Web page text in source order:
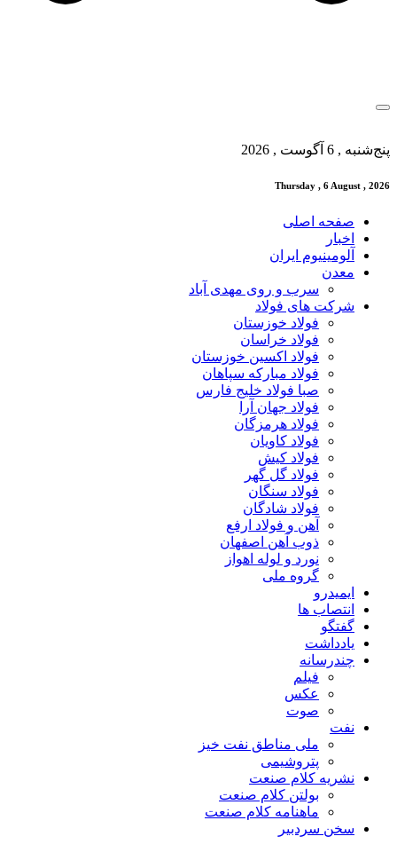
پنج‌شنبه , 6 آگوست , 2026
Thursday , 6 August , 2026
صفحه اصلی
اخبار
آلومینیوم ایران
معدن
سرب و روی مهدی آباد
شرکت های فولاد
فولاد خوزستان
فولاد خراسان
فولاد اکسین خوزستان
فولاد مبارکه سپاهان
صبا فولاد خلیج فارس
فولاد جهان آرا
فولاد هرمزگان
فولاد کاویان
فولاد کیش
فولاد گل گهر
فولاد سنگان
فولاد شادگان
آهن و فولاد ارفع
ذوب آهن اصفهان
نورد و لوله اهواز
گروه ملی
ایمیدرو
انتصاب ها
گفتگو
یادداشت
چندرسانه
فیلم
عکس
صوت
نفت
ملی مناطق نفت خیز
پتروشیمی
نشریه کلام صنعت
بولتن کلام صنعت
ماهنامه کلام صنعت
سخن سردبیر